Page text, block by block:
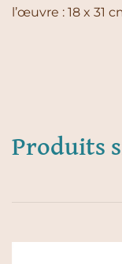
l’œuvre : 18 x 31
Produits